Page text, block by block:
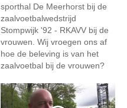
sporthal De Meerhorst bij de
zaalvoetbalwedstrijd
Stompwijk '92 - RKAVV bij de
vrouwen. Wij vroegen ons af
hoe de beleving is van het
zaalvoetbal bij de vrouwen?